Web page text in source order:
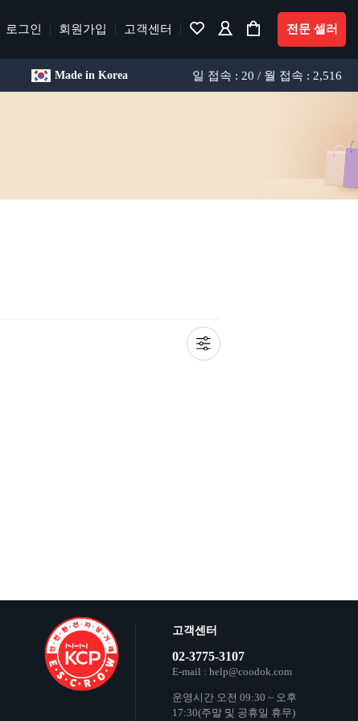
로그인 회원가입 고객센터 전문 셀러
Made in Korea 일 접속 : 20 / 월 접속 : 2,516
고객센터
02-3775-3107
E-mail : help@coodok.com
운영시간 오전 09:30 ~ 오후
17:30(주말 및 공휴일 휴무)